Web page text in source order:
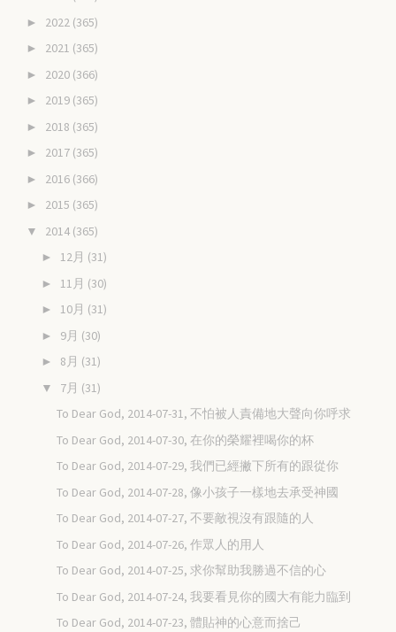
► 2022 (365)
► 2021 (365)
► 2020 (366)
► 2019 (365)
► 2018 (365)
► 2017 (365)
► 2016 (366)
► 2015 (365)
▼ 2014 (365)
► 12月 (31)
► 11月 (30)
► 10月 (31)
► 9月 (30)
► 8月 (31)
▼ 7月 (31)
To Dear God, 2014-07-31, 不怕被人責備地大聲向你呼求
To Dear God, 2014-07-30, 在你的榮耀裡喝你的杯
To Dear God, 2014-07-29, 我們已經撇下所有的跟從你
To Dear God, 2014-07-28, 像小孩子一樣地去承受神國
To Dear God, 2014-07-27, 不要敵視沒有跟隨的人
To Dear God, 2014-07-26, 作眾人的用人
To Dear God, 2014-07-25, 求你幫助我勝過不信的心
To Dear God, 2014-07-24, 我要看見你的國大有能力臨到
To Dear God, 2014-07-23, 體貼神的心意而捨己